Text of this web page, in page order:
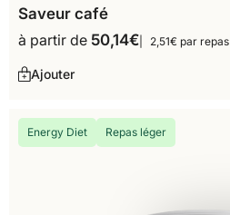
Saveur café
à partir de 50,14€ 2,51€ par repas
Ajouter
Energy Diet Repas léger